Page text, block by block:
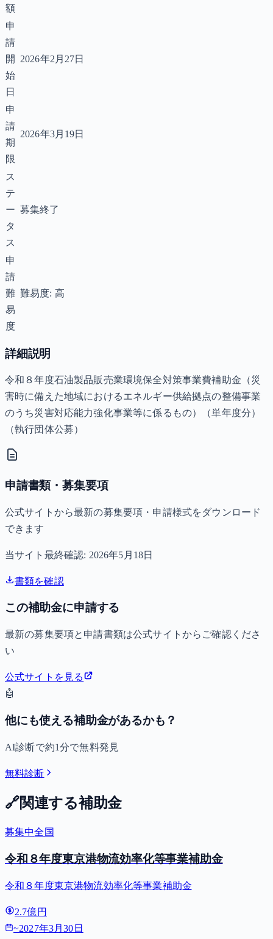
額
申
請
開
始
日
2026年2月27日
申
請
期
限
2026年3月19日
ス
テ
ー
タ
ス
募集終了
申
請
難
易
度
難易度: 高
詳細説明
令和８年度石油製品販売業環境保全対策事業費補助金（災
害時に備えた地域におけるエネルギー供給拠点の整備事業
のうち災害対応能力強化事業等に係るもの）（単年度分）
（執行団体公募）
申請書類・募集要項
公式サイトから最新の募集要項・申請様式をダウンロード
できます
当サイト最終確認: 2026年5月18日
書類を確認
この補助金に申請する
最新の募集要項と申請書類は公式サイトからご確認くださ
い
公式サイトを見る
🤖
他にも使える補助金があるかも？
AI診断で約1分で無料発見
無料診断
🔗関連する補助金
募集中全国
令和８年度東京港物流効率化等事業補助金
令和８年度東京港物流効率化等事業補助金
2.7億円
~2027年3月30日